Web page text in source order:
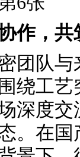
作，
团队
绕工
深度
。在